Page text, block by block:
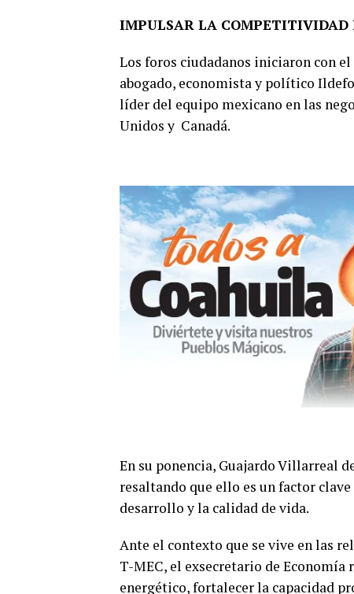
IMPULSAR LA COMPETITIVIDAD
Los foros ciudadanos iniciaron con
abogado, economista y político
líder del equipo mexicano en las
Unidos y Canadá.
En su ponencia, Guajardo Villarreal
resaltando que ello es un factor
desarrollo y la calidad de vida.
Ante el contexto que se vive en las
T-MEC, el exsecretario de
energético, fortalecer la capacidad